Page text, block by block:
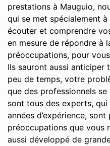
prestations à Mauguio,
qui se met spécialement
écouter et comprendre
en mesure de répondre à
préoccupations, pour
Ils sauront aussi anticiper
peu de temps, votre
que des professionnels
sont tous des experts,
années d’expérience,
préoccupations que vous
aussi développé de